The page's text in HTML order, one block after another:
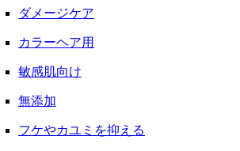
ダメージケア
カラーヘア用
敏感肌向け
無添加
フケやカユミを抑える